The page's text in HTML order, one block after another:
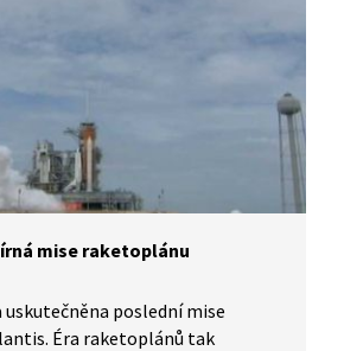
mise raketoplánu
uskutečněna poslední mise
Éra raketoplánů tak